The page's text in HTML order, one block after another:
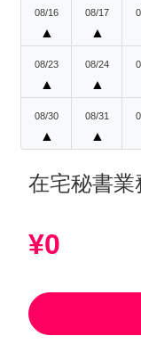
08/16
▲
08/17
▲
08/23
▲
08/24
▲
08/30
▲
08/31
▲
在宅秘書業
¥0